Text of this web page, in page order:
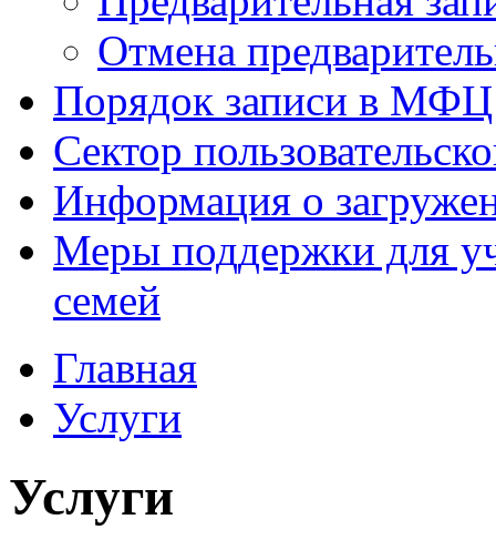
Отмена
Порядок записи в МФЦ
Сектор
Информация о
Меры поддержки для
семей
Главная
Услуги
Услуги